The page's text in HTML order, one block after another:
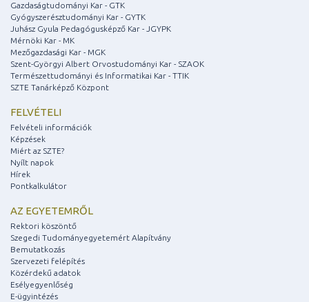
Gazdaságtudományi Kar - GTK
Gyógyszerésztudományi Kar - GYTK
Juhász Gyula Pedagógusképző Kar - JGYPK
Mérnöki Kar - MK
Mezőgazdasági Kar - MGK
Szent-Györgyi Albert Orvostudományi Kar - SZAOK
Természettudományi és Informatikai Kar - TTIK
SZTE Tanárképző Központ
FELVÉTELI
Felvételi információk
Képzések
Miért az SZTE?
Nyílt napok
Hírek
Pontkalkulátor
AZ EGYETEMRŐL
Rektori köszöntő
Szegedi Tudományegyetemért Alapítvány
Bemutatkozás
Szervezeti felépítés
Közérdekű adatok
Esélyegyenlőség
E-ügyintézés